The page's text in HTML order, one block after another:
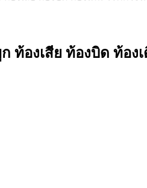
ท้องเสีย ท้องบิด ท้อง